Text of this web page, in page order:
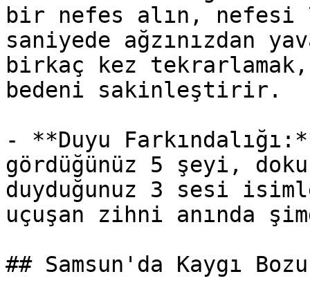
bir nefes alın, nefesi
saniyede ağzınızdan
birkaç kez
bedeni sakinleştirir.
- **Duyu
gördüğünüz 5 şeyi,
duyduğunuz 3 sesi
uçuşan zihni anında
## Samsun'da Kaygı